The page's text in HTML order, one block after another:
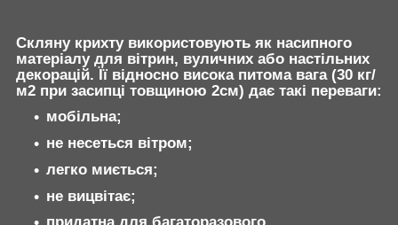
Скляну крихту використовують як насипного
матеріалу для вітрин, вуличних або настільних
декорацій. Її відносно висока питома вага (30 кг/
м2 при засипці товщиною 2см) дає такі переваги:
мобільна;
не несеться вітром;
легко миється;
не вицвітає;